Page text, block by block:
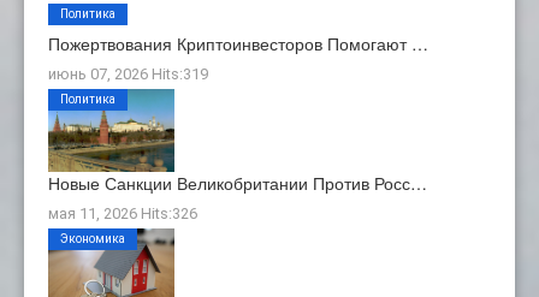
Пожертвования Криптоинвесторов Помогают …
июнь 07, 2026 Hits:319
Политика
Новые Санкции Великобритании Против Росс…
мая 11, 2026 Hits:326
Политика
Экономика